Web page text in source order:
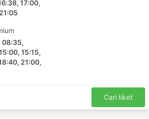
Andalucia
Valenciana - Alicante
17:00,
08:35,
15:15,
21:00,
Cari tiket